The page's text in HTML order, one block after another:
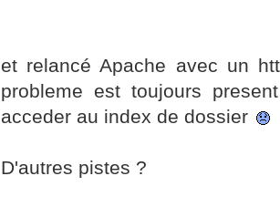
et relancé Apache avec un
probleme est toujours
acceder au index de dossier
D'autres pistes ?